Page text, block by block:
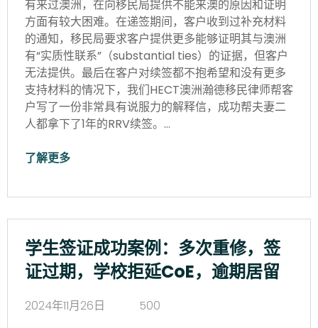
有来过澳洲，在向移民局提供不能来澳的原因和证明
方面有较大困难。在递签期间，客户收到过补充材料
的通知，移民局要求客户提供更多能够证明其与澳洲
有“实质性联系”（substantial ties）的证据，但客户
无法提供。最后在客户对续签都不抱希望和没有更多
支持材料的情况下，我们HECT澳洲瀚德移民律师帮客
户写了一份非常具有说服力的解释信，成功帮夫妻二
人都拿下了1年的RRV续签。…
了解更多
学生签证成功案例：多次重修，签
证过期，学校拒延CoE，逾期居留
2024年11月26日
500